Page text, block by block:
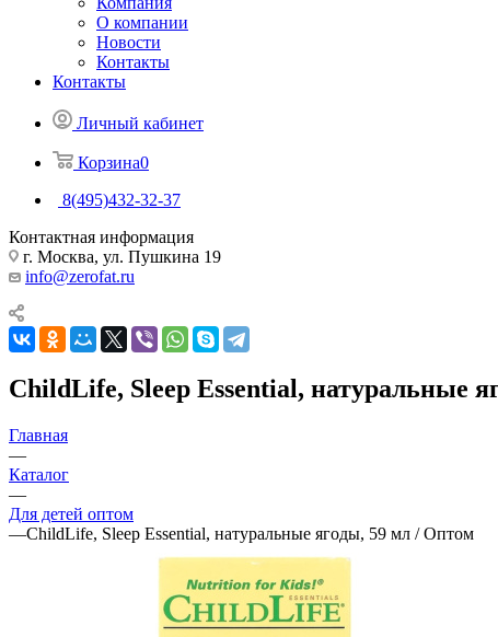
О компании
Новости
Контакты
Контакты
Личный кабинет
Корзина0
8(495)432-32-37
Контактная информация
г. Москва, ул. Пушкина 19
info@zerofat.ru
ChildLife, Sleep Essential, натуральные
Главная
—
Каталог
—
Для детей оптом
—ChildLife, Sleep Essential, натуральные ягоды, 59 мл / Оптом